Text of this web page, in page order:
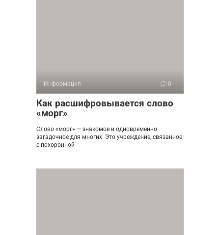
Информация 0
Как расшифровывается слово
«морг»
Слово «морг» — знакомое и одновременно
загадочное для многих. Это учреждение, связанное
с похоронной